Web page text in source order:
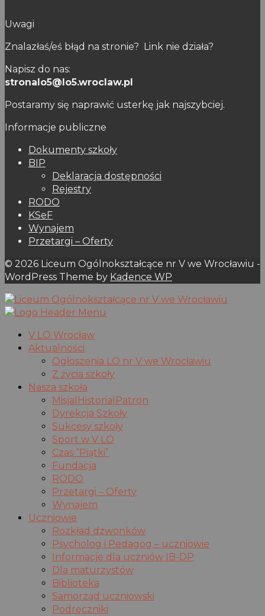
Uwagi
Znalazłaś/eś błąd na stronie? Link nie działa?
Napisz do nas:
stronalo5@lo5.wroclaw.pl
Postaramy się naprawić usterkę jak najszybciej.
Informacje publiczne
Dokumenty szkoły
BIP
Deklaracja dostępności
Rejestry
RODO
KSeF
Wynajem
Przetargi – Oferty
© 2026 Liceum Ogólnokształcące nr V we Wrocławiu -
WordPress Theme by Kadence WP
V LO Wrocław
Aktualności
Ogłoszenia LO nr V we Wrocławiu
Z życia szkoły
Nasza szkoła
Misja|Historia|Patron
Dyrekcja Szkoły
Sukcesy szkoły
Sport w V LO
Czas “Piątki”
Fundacja
RODO
Przetargi – Oferty
Wynajem
Uczniowie
Rozkład dzwonków
Psycholog i Pedagog – uczniowie
Informacje dla uczniów IB-DP
Dla maturzystów
Biblioteka
Samorząd uczniowski
Podręczniki